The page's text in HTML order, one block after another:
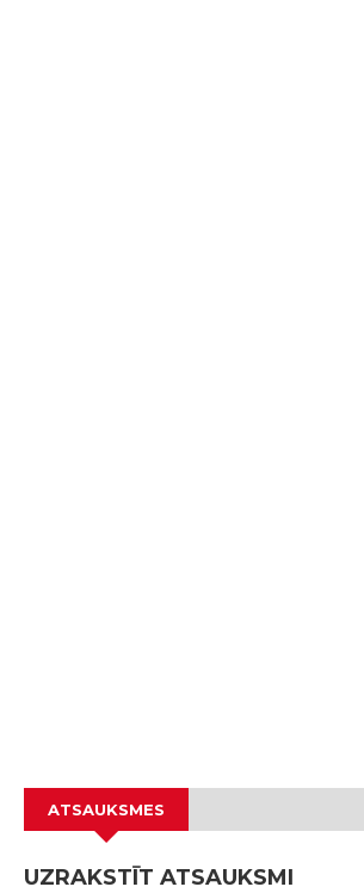
ATSAUKSMES
UZRAKSTĪT ATSAUKSMI